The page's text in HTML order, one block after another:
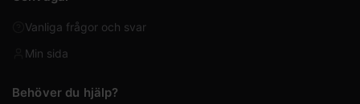
Vanliga frågor och svar
Min sida
Behöver du hjälp?